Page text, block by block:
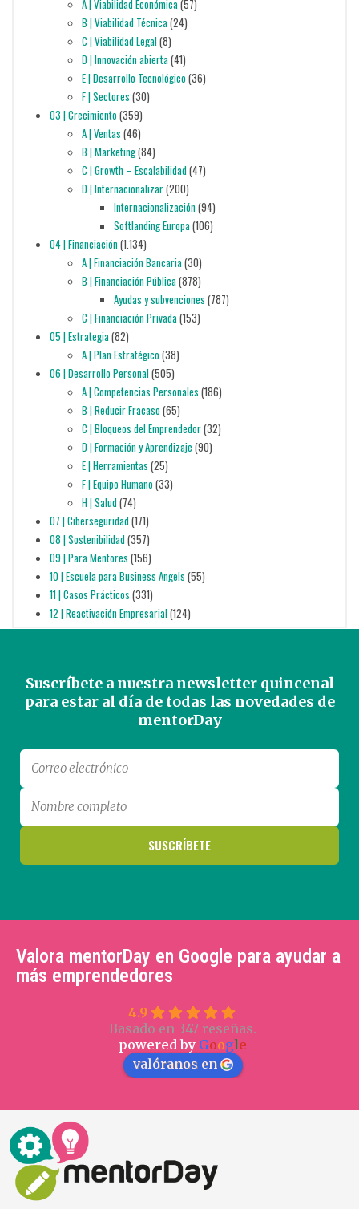
A | Viabilidad Económica(57)
B | Viabilidad Técnica(24)
C | Viabilidad Legal(8)
D | Innovación abierta(41)
E | Desarrollo Tecnológico(36)
F | Sectores (30)
03 | Crecimiento(359)
A | Ventas (46)
B | Marketing(84)
C | Growth – Escalabilidad(47)
D | Internacionalizar(200)
Internacionalización(94)
Softlanding Europa(106)
04 | Financiación(1.134)
A | Financiación Bancaria(30)
B | Financiación Pública(878)
Ayudas y subvenciones (787)
C | Financiación Privada(153)
05 | Estrategia(82)
A | Plan Estratégico(38)
06 | Desarrollo Personal(505)
A | Competencias Personales (186)
B | Reducir Fracaso(65)
C | Bloqueos del Emprendedor(32)
D | Formación y Aprendizaje (90)
E | Herramientas (25)
F | Equipo Humano(33)
H | Salud(74)
07 | Ciberseguridad(171)
08 | Sostenibilidad(357)
09 | Para Mentores (156)
10 | Escuela para Business Angels (55)
11 | Casos Prácticos (331)
12 | Reactivación Empresarial(124)
Suscríbete a nuestra newsletter quincenal
para estar al día de todas las novedades de
mentorDay
Valora mentorDay en Google para ayudar a
más emprendedores
4.9
Basado en 347 reseñas.
powered by Google
valóranos en